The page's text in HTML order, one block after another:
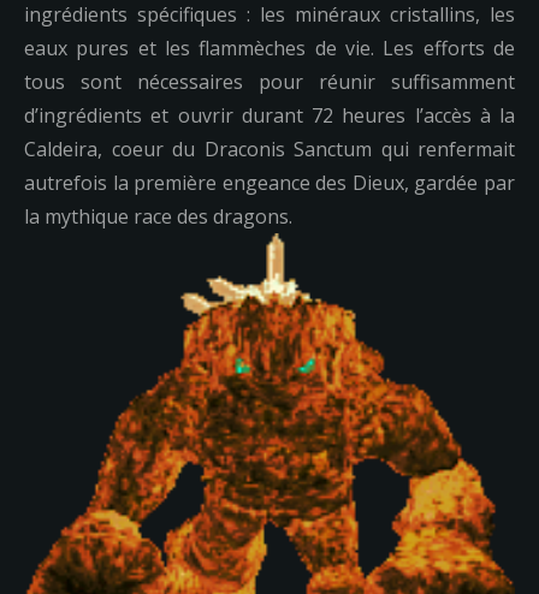
ingrédients spécifiques : les minéraux cristallins, les
eaux pures et les flammèches de vie. Les efforts de
tous sont nécessaires pour réunir suffisamment
d’ingrédients et ouvrir durant 72 heures l’accès à la
Caldeira, coeur du Draconis Sanctum qui renfermait
autrefois la première engeance des Dieux, gardée par
la mythique race des dragons.